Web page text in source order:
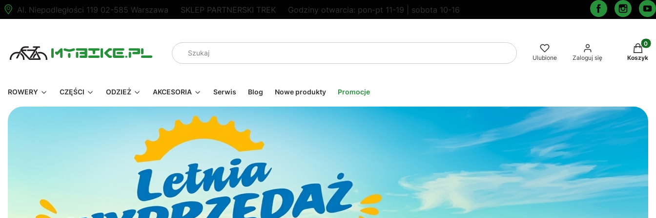
Al. Niepodległości 119 02-585 Warszawa SKLEP PARTNERSKI TREK Godziny otwarcia: pon-pt 11-19 | sobota 10-16
Szukaj Ulubione Zaloguj się Koszyk
ROWERY CZĘŚCI ODZIEŻ AKCESORIA Serwis Blog Nowe produkty Promocje